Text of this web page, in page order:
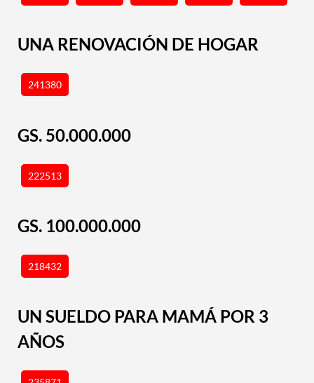
UNA RENOVACIÓN DE HOGAR
241380
GS. 50.000.000
222513
GS. 100.000.000
218432
UN SUELDO PARA MAMÁ POR 3
AÑOS